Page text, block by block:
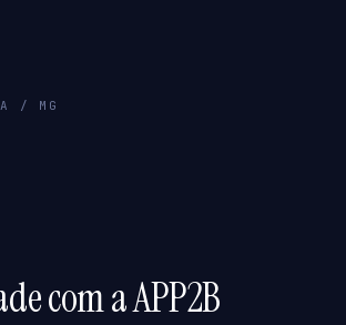
/ MG
com a APP2B